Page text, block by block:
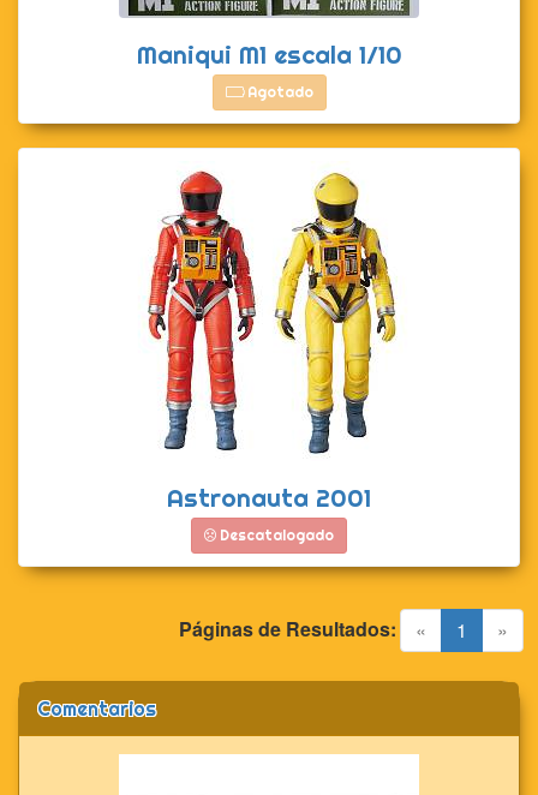
Maniqui M1 escala 1/10
Agotado
Astronauta 2001
Descatalogado
« 1 (current)
»
Páginas de Resultados:
Comentarios